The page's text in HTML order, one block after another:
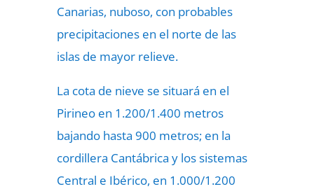
Canarias, nuboso, con probables
precipitaciones en el norte de las
islas de mayor relieve.
La cota de nieve se situará en el
Pirineo en 1.200/1.400 metros
bajando hasta 900 metros; en la
cordillera Cantábrica y los sistemas
Central e Ibérico, en 1.000/1.200